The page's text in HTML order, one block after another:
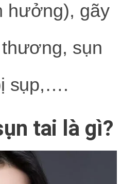
hưởng), gãy
sụn
sụp,….
tai là gì?